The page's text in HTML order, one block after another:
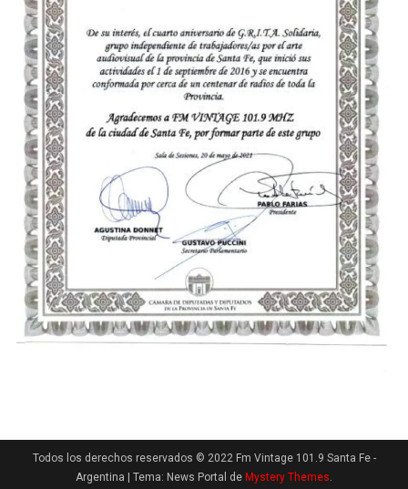
Todos los derechos reservados © 2022 Fm Vintage 101.9 Santa Fe -
Argentina | Tema: News Portal de Mystery Themes.